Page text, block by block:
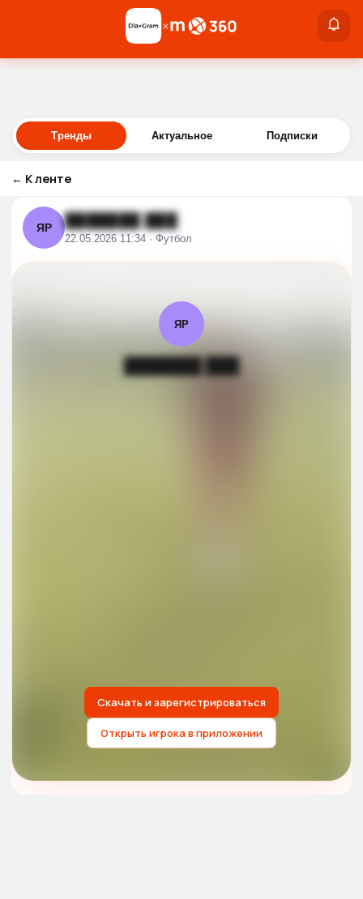
Войти
×
Тренды Актуальное Подписки
← К ленте
ЯР ███████ ███
22.05.2026 11:34 · Футбол
ЯР
███████ ███
Скачать и зарегистрироваться
Открыть игрока в приложении